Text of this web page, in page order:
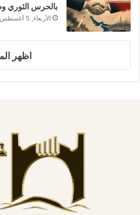
بالحرس الثوري
الأربعاء, 5 أغسطس 2026 - 7:23 م
اظهر